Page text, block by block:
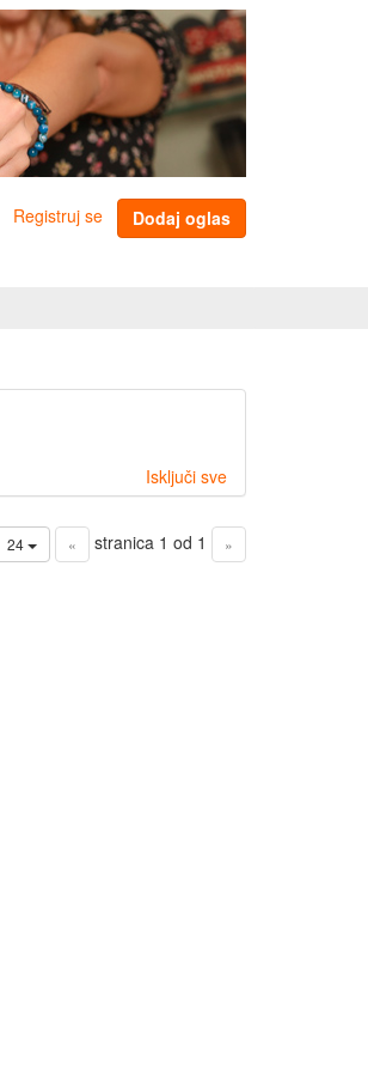
Registruj se Dodaj oglas
Isključi sve
24 « stranica 1 od 1 »